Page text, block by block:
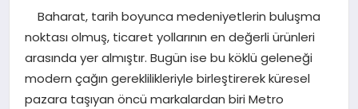
MAGAZIN
TEKNOLOJI
Baharat, tarih boyunca medeniyetlerin buluşma
noktası olmuş, ticaret yollarının en değerli ürünleri
arasında yer almıştır. Bugün ise bu köklü geleneği
modern çağın gereklilikleriyle birleştirerek küresel
pazara taşıyan öncü markalardan biri Metro